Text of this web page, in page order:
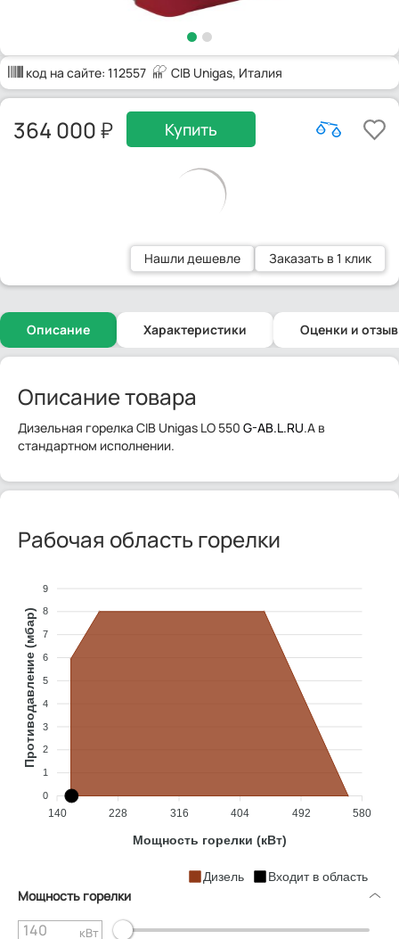
код на сайте: 112557 CIB Unigas, Италия
364 000 Купить
Нашли дешевле Заказать в 1 клик
Описание Характеристики Оценки и
Описание товара
Дизельная горелка CIB Unigas LO 550 G-AB.L.RU.A в
стандартном исполнении.
Рабочая область горелки
9
8
7
6
5
4
3
2
1
0
Противодавление (мбар)
140 228 316 404 492 580
Мощность горелки (кВт)
Дизель Входит в область
Мощность горелки
кВт